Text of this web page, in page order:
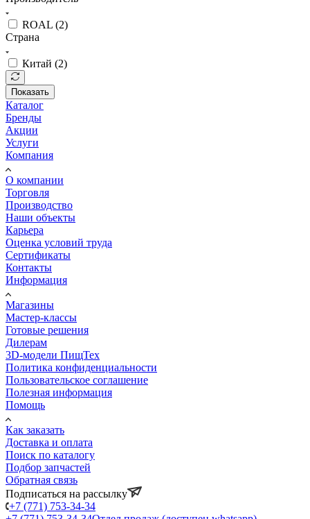
ROAL (2)
Страна
Китай (2)
Показать
Каталог
Бренды
Акции
Услуги
Компания
О компании
Торговля
Производство
Наши объекты
Карьера
Оценка условий труда
Сертификаты
Контакты
Информация
Магазины
Мастер-классы
Готовые решения
Дилерам
3D-модели ПищТех
Политика конфиденциальности
Пользовательское соглашение
Полезная информация
Помощь
Как заказать
Доставка и оплата
Поиск по каталогу
Подбор запчастей
Обратная связь
Подписаться на рассылку
+7 (771) 753-34-34